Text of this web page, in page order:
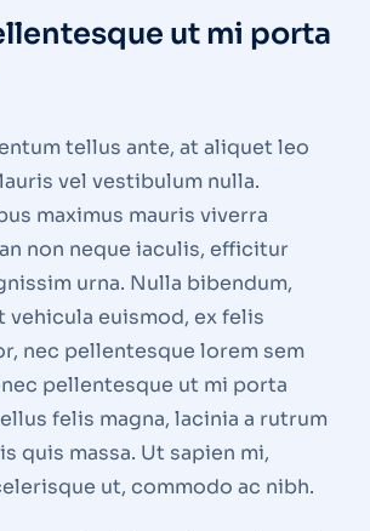
ut mi porta
tellus ante, at aliquet leo
vel vestibulum nulla.
maximus mauris viverra
non neque iaculis, efficitur
urna. Nulla bibendum,
vehicula euismod, ex felis
nec pellentesque lorem sem
pellentesque ut mi porta
felis magna, lacinia a rutrum
quis massa. Ut sapien mi,
ut, commodo ac nibh.